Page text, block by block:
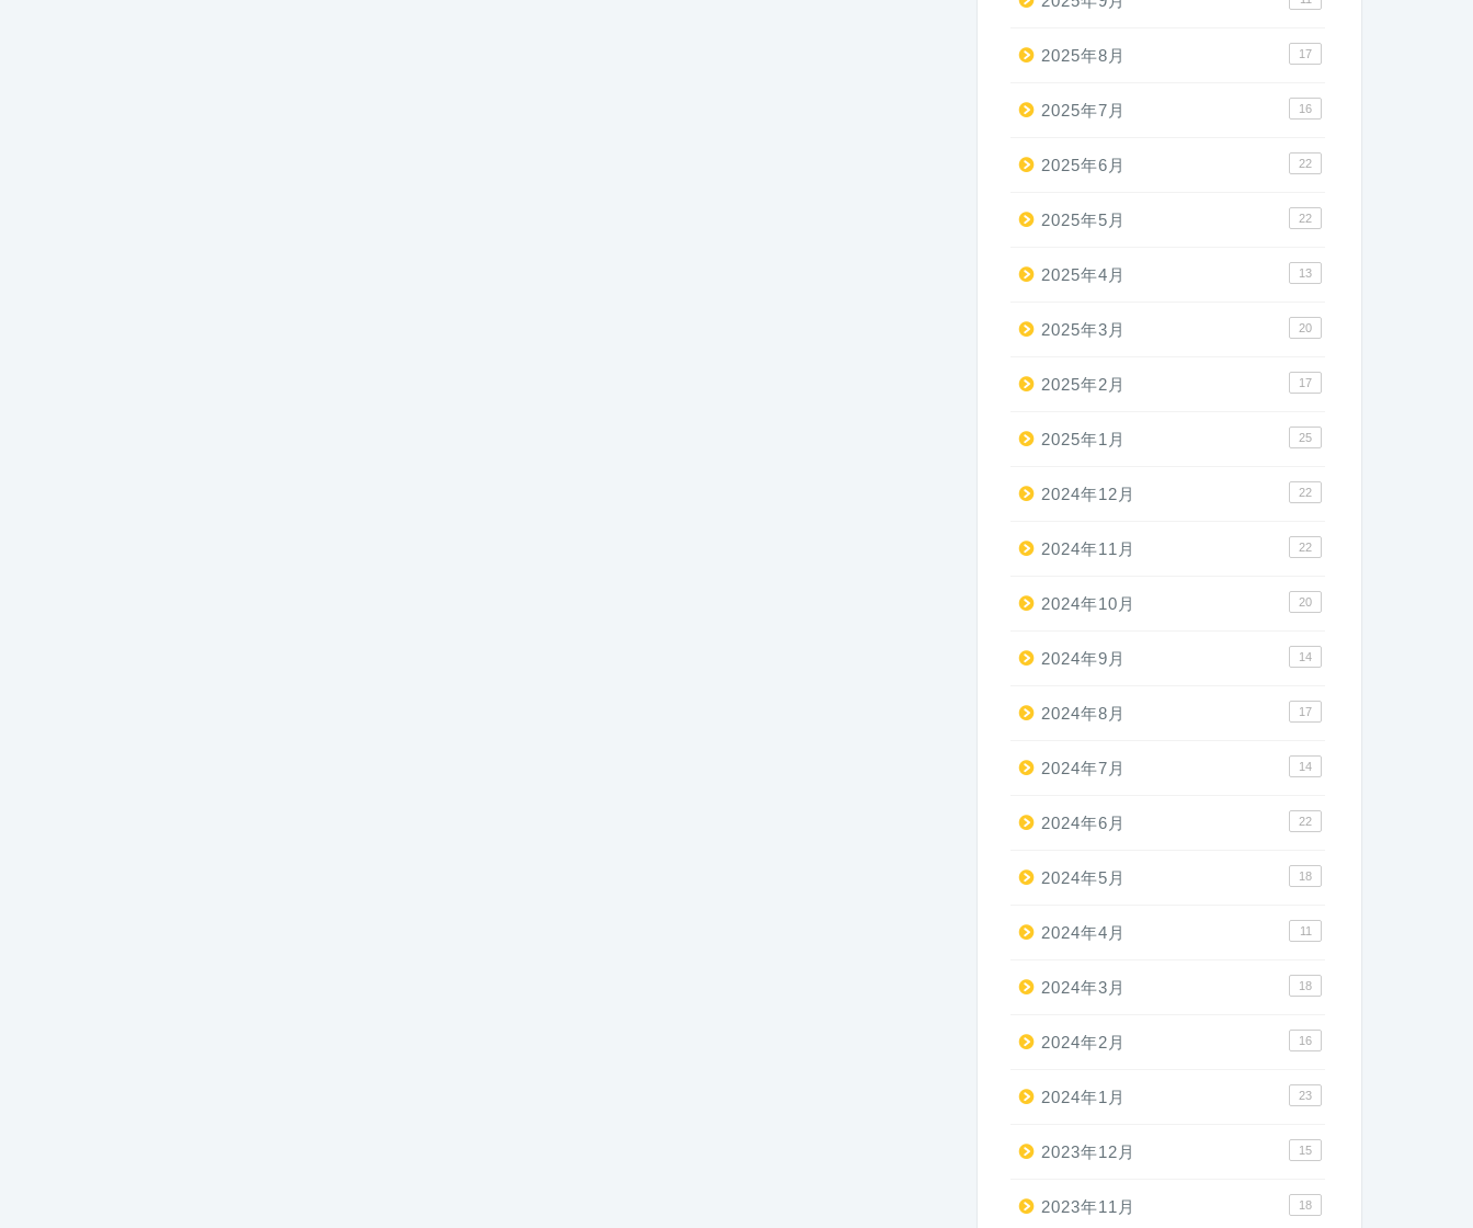
2025年8月 17
2025年7月 16
2025年6月 22
2025年5月 22
2025年4月 13
2025年3月 20
2025年2月 17
2025年1月 25
2024年12月 22
2024年11月 22
2024年10月 20
2024年9月 14
2024年8月 17
2024年7月 14
2024年6月 22
2024年5月 18
2024年4月 11
2024年3月 18
2024年2月 16
2024年1月 23
2023年12月 15
2023年11月 18